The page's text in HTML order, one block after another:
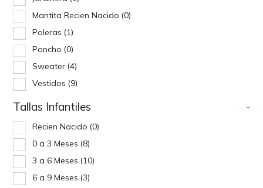
Mantita Recien Nacido (0)
Poleras (1)
Poncho (0)
Sweater (4)
Vestidos (9)
Tallas Infantiles -
Recien Nacido (0)
0 a 3 Meses (8)
3 a 6 Meses (10)
6 a 9 Meses (3)